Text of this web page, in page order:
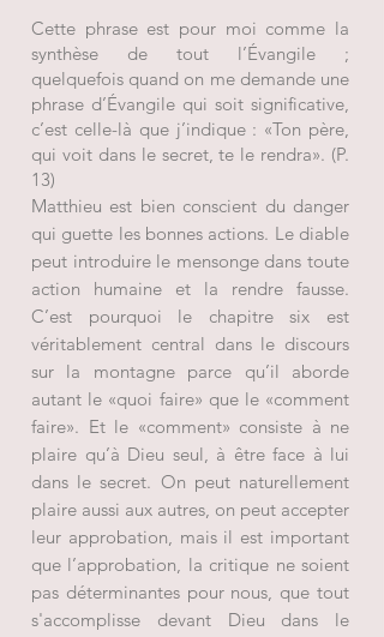
Cette phrase est pour moi comme la
synthèse de tout l’Évangile ;
quelquefois quand on me demande une
phrase d’Évangile qui soit significative,
c’est celle-là que j’indique : «Ton père,
qui voit dans le secret, te le rendra». (P.
13)
Matthieu est bien conscient du danger
qui guette les bonnes actions. Le diable
peut introduire le mensonge dans toute
action humaine et la rendre fausse.
C’est pourquoi le chapitre six est
véritablement central dans le discours
sur la montagne parce qu’il aborde
autant le «quoi faire» que le «comment
faire». Et le «comment» consiste à ne
plaire qu’à Dieu seul, à être face à lui
dans le secret. On peut naturellement
plaire aussi aux autres, on peut accepter
leur approbation, mais il est important
que l’approbation, la critique ne soient
pas déterminantes pour nous, que tout
s'accomplisse devant Dieu dans le